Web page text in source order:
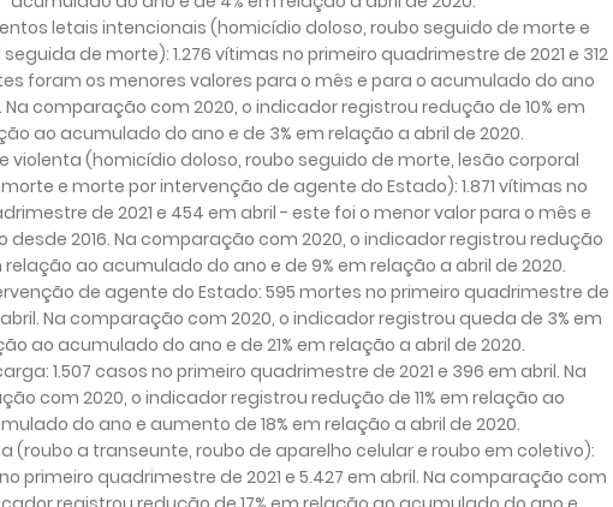
letais intencionais (homicídio doloso, roubo seguido de morte e
de morte): 1.276 vítimas no primeiro quadrimestre de 2021 e 312
foram os menores valores para o mês e para o acumulado do ano
Na comparação com 2020, o indicador registrou redução de 10% em
ao acumulado do ano e de 3% em relação a abril de 2020.
violenta (homicídio doloso, roubo seguido de morte, lesão corporal
e morte por intervenção de agente do Estado): 1.871 vítimas no
de 2021 e 454 em abril - este foi o menor valor para o mês e
desde 2016. Na comparação com 2020, o indicador registrou redução
relação ao acumulado do ano e de 9% em relação a abril de 2020.
de agente do Estado: 595 mortes no primeiro quadrimestre de
abril. Na comparação com 2020, o indicador registrou queda de 3% em
ao acumulado do ano e de 21% em relação a abril de 2020.
1.507 casos no primeiro quadrimestre de 2021 e 396 em abril. Na
com 2020, o indicador registrou redução de 11% em relação ao
do ano e aumento de 18% em relação a abril de 2020.
(roubo a transeunte, roubo de aparelho celular e roubo em coletivo):
primeiro quadrimestre de 2021 e 5.427 em abril. Na comparação com